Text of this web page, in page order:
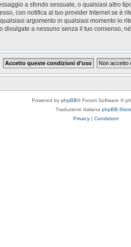
a sfondo sessuale, o qualsiasi altro
con notifica al tuo provider Internet se è
argomento in qualsiasi momento
a nessuno senza il tuo consenso,
Powered by phpBB® Forum Software ©
Traduzione Italiana phpBB-
Privacy | Condizioni